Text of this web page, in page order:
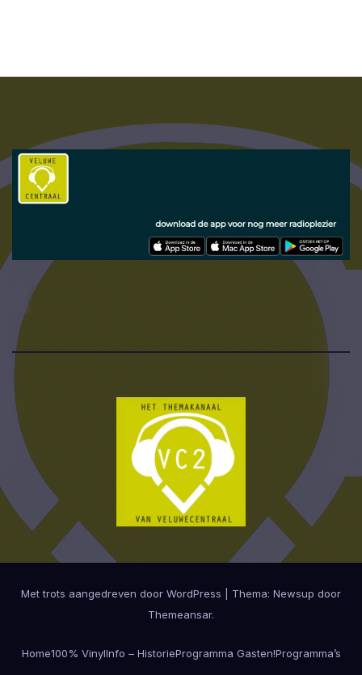
Met trots aangedreven door WordPress Thema: Newsup door
Themeansar.
Home100% VinylInfo – HistorieProgramma Gasten!Programma’s